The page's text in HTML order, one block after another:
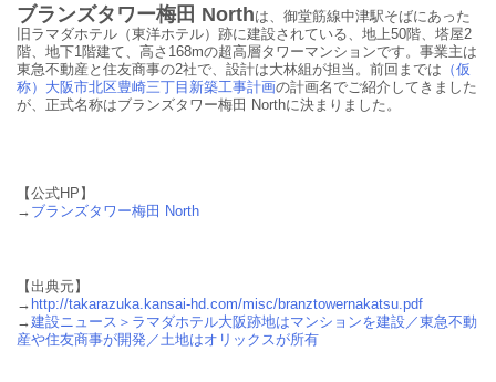
ブランズタワー梅田 Northは 、御堂筋線中津駅そばにあった
旧ラマダホテル（東洋ホテル）跡に建設されている、 地上50階、塔屋2
階、地下1階建て、高さ168mの超高層タワーマンションです。事業主は
東急不動産と住友商事の2社で、設計は大林組が担当。前回までは （仮
称）大阪市北区豊崎三丁目新築工事計画の計画名でご紹介してきました
が、正式名称はブランズタワー梅田 Northに決まりました。
【公式HP】
→ ブランズタワー梅田 North
【出典元】
→ http://takarazuka.kansai-hd.com/misc/branztowernakatsu.pdf
→建設ニュース＞ ラマダホテル大阪跡地はマンションを建設／東急不動
産や住友商事が開発／土地はオリックスが所有